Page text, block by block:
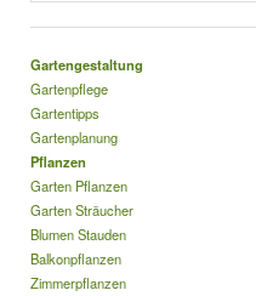
Gartengestaltung
Gartenpflege
Gartentipps
Gartenplanung
Pflanzen
Garten Pflanzen
Garten Sträucher
Blumen Stauden
Balkonpflanzen
Zimmerpflanzen